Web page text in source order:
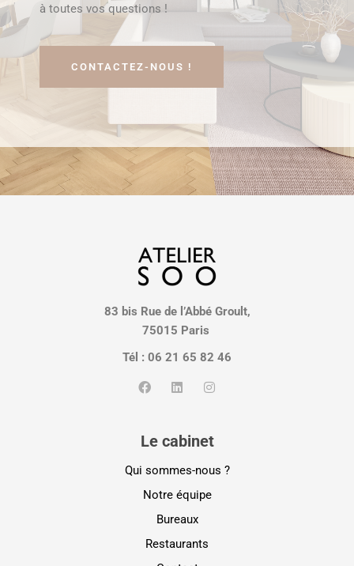
à toutes vos questions !
CONTACTEZ-NOUS !
83 bis Rue de l’Abbé Groult,
75015 Paris
Tél : 06 21 65 82 46
Le cabinet
Qui sommes-nous ?
Notre équipe
Bureaux
Restaurants